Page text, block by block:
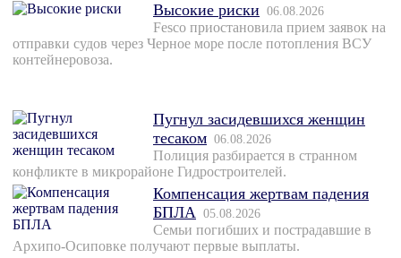
Высокие риски 06.08.2026
Fesco приостановила прием заявок на
отправки судов через Черное море после потопления ВСУ
контейнеровоза.
Пугнул засидевшихся женщин
тесаком 06.08.2026
Полиция разбирается в странном
конфликте в микрорайоне Гидростроителей.
Компенсация жертвам падения
БПЛА 05.08.2026
Семьи погибших и пострадавшие в
Архипо-Осиповке получают первые выплаты.